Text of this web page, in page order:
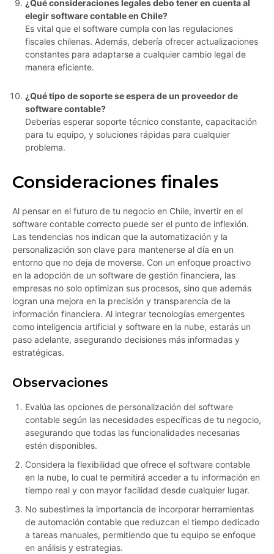
¿Qué consideraciones legales debo tener en cuenta al
elegir software contable en Chile?
Es vital que el software cumpla con las regulaciones
fiscales chilenas. Además, debería ofrecer actualizaciones
constantes para adaptarse a cualquier cambio legal de
manera eficiente.
¿Qué tipo de soporte se espera de un proveedor de
software contable?
Deberías esperar soporte técnico constante, capacitación
para tu equipo, y soluciones rápidas para cualquier
problema.
Consideraciones finales
Al pensar en el futuro de tu negocio en Chile, invertir en el
software contable correcto puede ser el punto de inflexión.
Las tendencias nos indican que la automatización y la
personalización son clave para mantenerse al día en un
entorno que no deja de moverse. Con un enfoque proactivo
en la adopción de un software de gestión financiera, las
empresas no solo optimizan sus procesos, sino que además
logran una mejora en la precisión y transparencia de la
información financiera. Al integrar tecnologías emergentes
como inteligencia artificial y software en la nube, estarás un
paso adelante, asegurando decisiones más informadas y
estratégicas.
Observaciones
Evalúa las opciones de personalización del software
contable según las necesidades específicas de tu negocio,
asegurando que todas las funcionalidades necesarias
estén disponibles.
Considera la flexibilidad que ofrece el software contable
en la nube, lo cual te permitirá acceder a tu información en
tiempo real y con mayor facilidad desde cualquier lugar.
No subestimes la importancia de incorporar herramientas
de automación contable que reduzcan el tiempo dedicado
a tareas manuales, permitiendo que tu equipo se enfoque
en análisis y estrategias.